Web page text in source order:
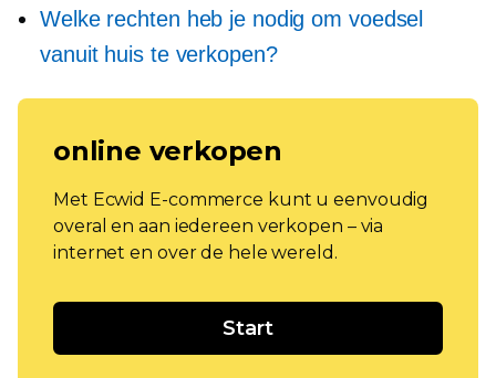
Welke rechten heb je nodig om voedsel
vanuit huis te verkopen?
online verkopen
Met Ecwid E-commerce kunt u eenvoudig
overal en aan iedereen verkopen – via
internet en over de hele wereld.
Start